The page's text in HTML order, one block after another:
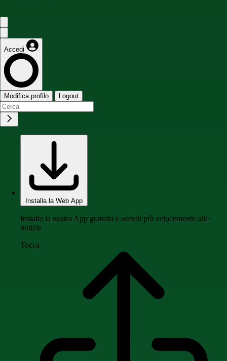
Accedi
Modifica profilo Logout
Installa la Web App
Installa la nostra App gratuita e accedi più velocemente alle
notizie
Tocca